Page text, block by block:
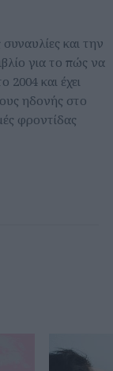
και την
για το πώς να
2004 και έχει
ηδονής στο
φροντίδας